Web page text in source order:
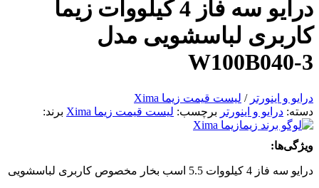
درایو سه فاز 4 کیلووات زیما
کاربری لباسشویی مدل
W100B040-3
درایو و اینورتر / لیست قیمت زیما Xima
دسته: درایو و اینورتر برچسب: لیست قیمت زیما Xima
برند:
زیما Xima
ویژگی‌ها:
درایو سه فاز 4 کیلووات 5.5 اسب بخار مخصوص کاربری لباسشویی